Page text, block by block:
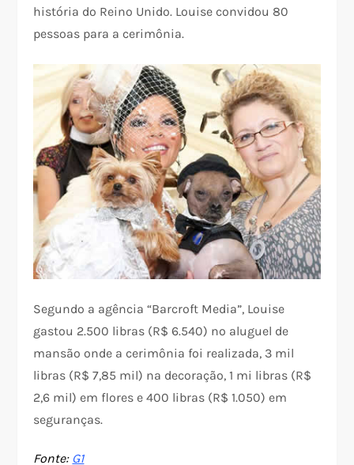
história do Reino Unido. Louise convidou 80
pessoas para a cerimônia.
Segundo a agência “Barcroft Media”, Louise
gastou 2.500 libras (R$ 6.540) no aluguel de
mansão onde a cerimônia foi realizada, 3 mil
libras (R$ 7,85 mil) na decoração, 1 mi libras (R$
2,6 mil) em flores e 400 libras (R$ 1.050) em
seguranças.
Fonte: G1